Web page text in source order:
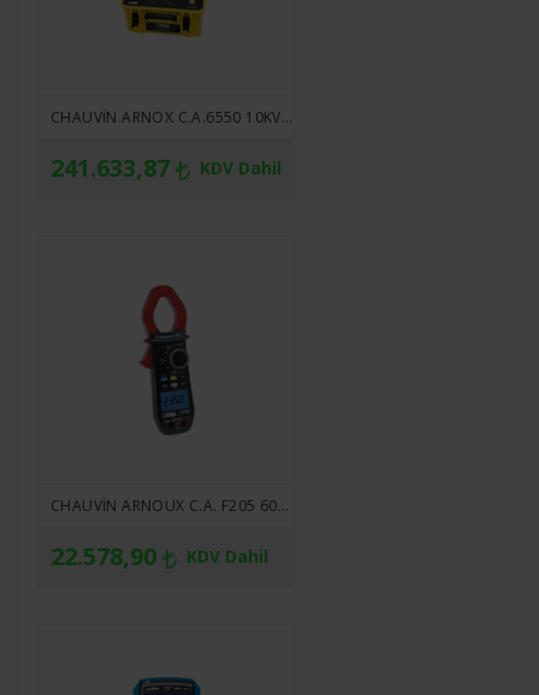
CHAUVIN ARNOX C.A.6550 10KVDC İZOLASYON TEST CIHAZI
241.633,87 KDV Dahil
CHAUVIN ARNOUX C.A. F205 600A. AC / 900A DC TRMS GÜÇ - HARMONIK DIJITAL PENSAMPERMETRE
22.578,90 KDV Dahil